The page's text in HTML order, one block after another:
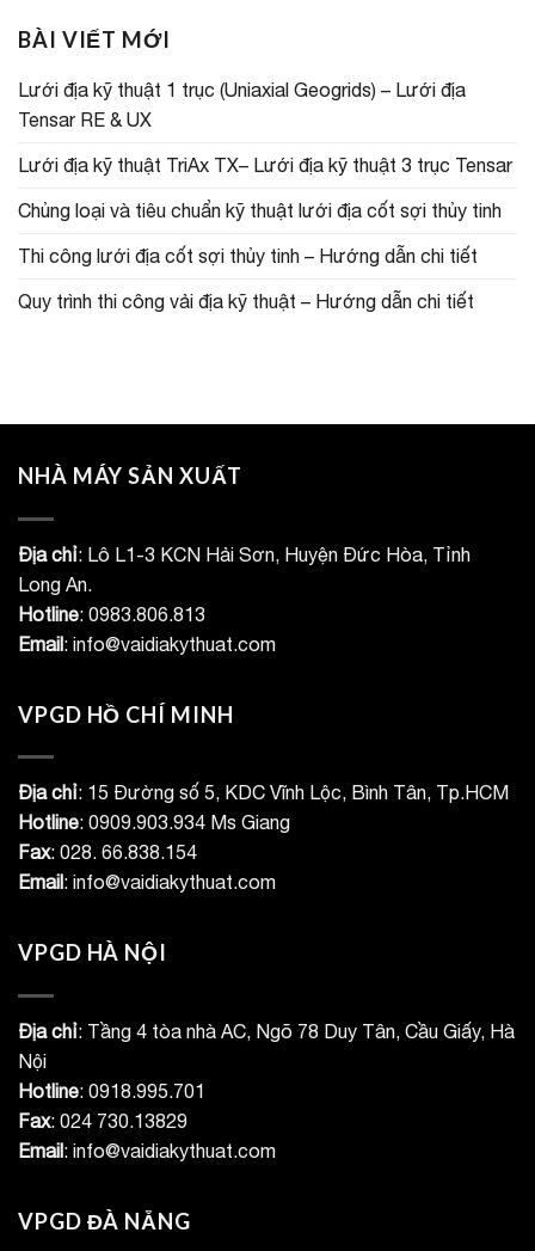
BÀI VIẾT MỚI
Lưới địa kỹ thuật 1 trục (Uniaxial Geogrids) – Lưới địa
Tensar RE & UX
Lưới địa kỹ thuật TriAx TX– Lưới địa kỹ thuật 3 trục Tensar
Chủng loại và tiêu chuẩn kỹ thuật lưới địa cốt sợi thủy tinh
Thi công lưới địa cốt sợi thủy tinh – Hướng dẫn chi tiết
Quy trình thi công vải địa kỹ thuật – Hướng dẫn chi tiết
NHÀ MÁY SẢN XUẤT
Địa chỉ: Lô L1-3 KCN Hải Sơn, Huyện Đức Hòa, Tỉnh
Long An.
Hotline: 0983.806.813
Email: info@vaidiakythuat.com
VPGD HỒ CHÍ MINH
Địa chỉ: 15 Đường số 5, KDC Vĩnh Lộc, Bình Tân, Tp.HCM
Hotline: 0909.903.934 Ms Giang
Fax: 028. 66.838.154
Email: info@vaidiakythuat.com
VPGD HÀ NỘI
Địa chỉ: Tầng 4 tòa nhà AC, Ngõ 78 Duy Tân, Cầu Giấy, Hà
Nội
Hotline: 0918.995.701
Fax: 024 730.13829
Email: info@vaidiakythuat.com
VPGD ĐÀ NẴNG